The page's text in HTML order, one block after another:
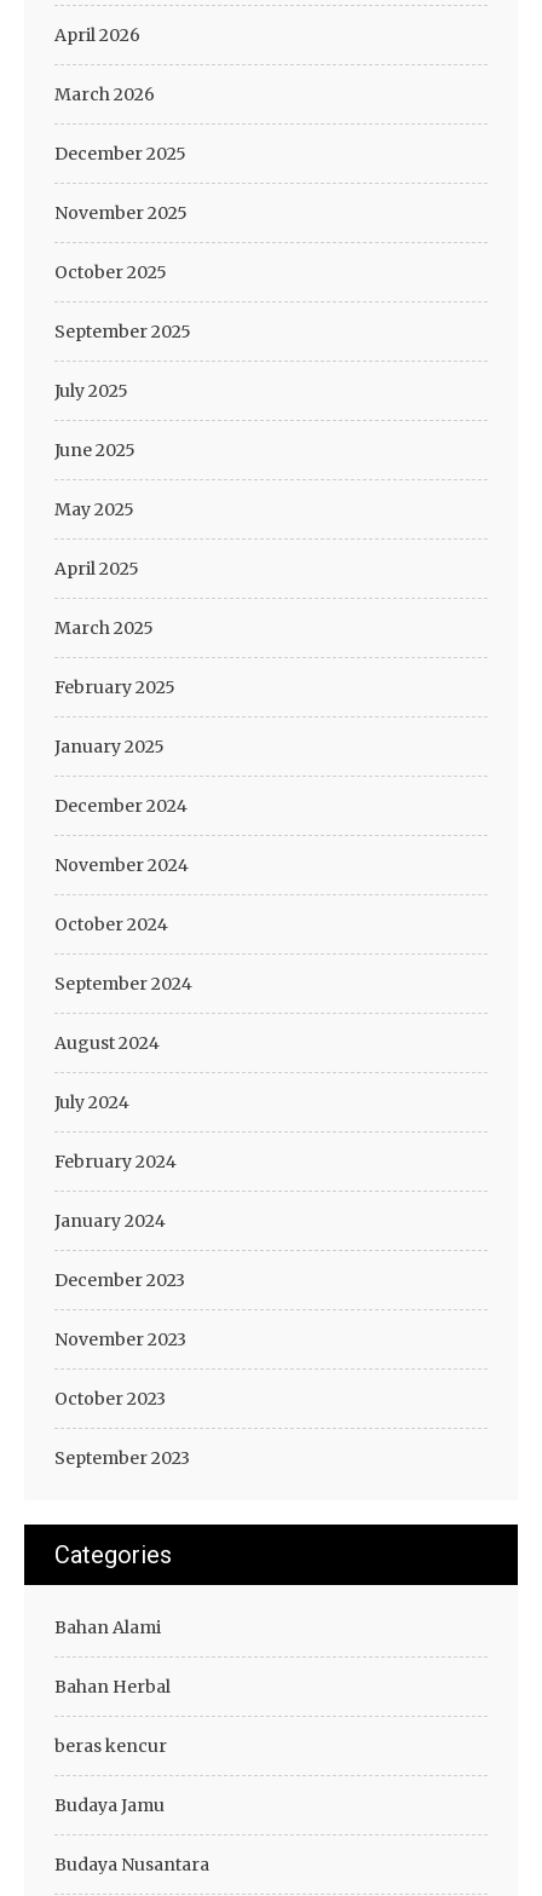
April 2026
March 2026
December 2025
November 2025
October 2025
September 2025
July 2025
June 2025
May 2025
April 2025
March 2025
February 2025
January 2025
December 2024
November 2024
October 2024
September 2024
August 2024
July 2024
February 2024
January 2024
December 2023
November 2023
October 2023
September 2023
Categories
Bahan Alami
Bahan Herbal
beras kencur
Budaya Jamu
Budaya Nusantara